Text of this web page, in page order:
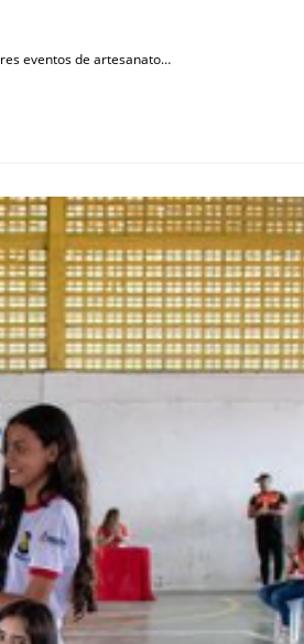
eventos de artesanato…